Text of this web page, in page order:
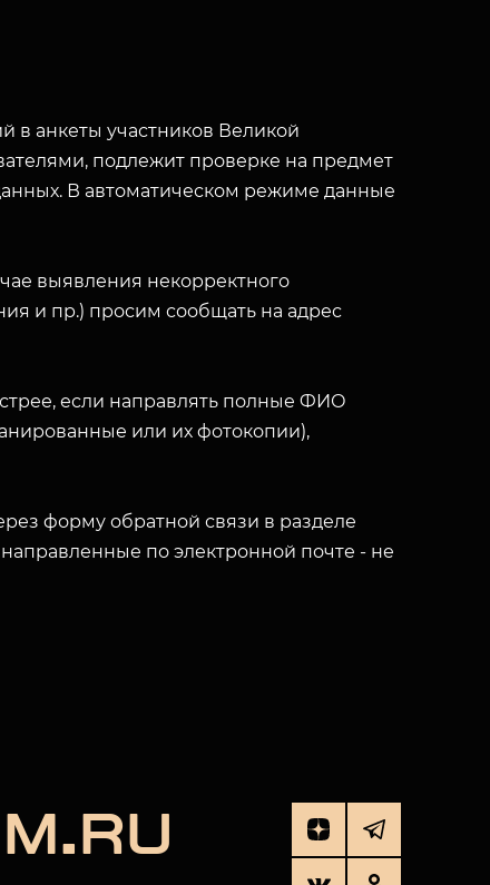
анкеты участников Великой
подлежит проверке на предмет
В автоматическом режиме данные
выявления некорректного
и пр.) просим сообщать на адрес
если направлять полные ФИО
или их фотокопии),
форму обратной связи в разделе
по электронной почте - не